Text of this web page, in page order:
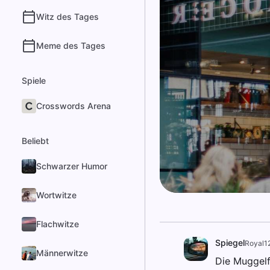
Witz des Tages
Meme des Tages
Spiele
Crosswords Arena
Beliebt
Schwarzer Humor
Wortwitze
Flachwitze
Männerwitze
Spiegel
Die